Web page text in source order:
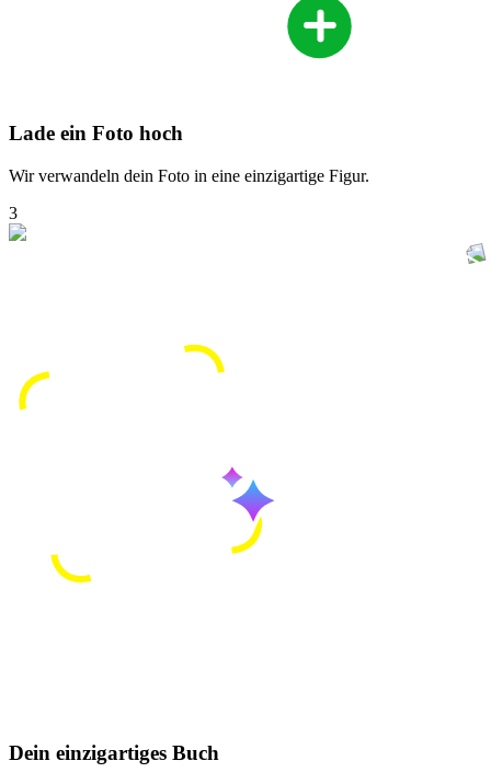
Lade ein Foto hoch
Wir verwandeln dein Foto in eine einzigartige Figur.
3
Dein einzigartiges Buch